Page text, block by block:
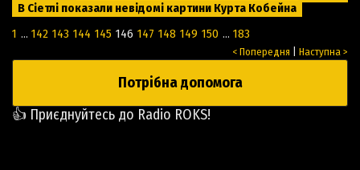
В Сіетлі показали невідомі картини Курта Кобейна
1 ... 142 143 144 145 146 147 148 149 150 ... 183
< Попередня Наступна >
Потрібна допомога
👍 Приєднуйтесь до Radio ROKS!